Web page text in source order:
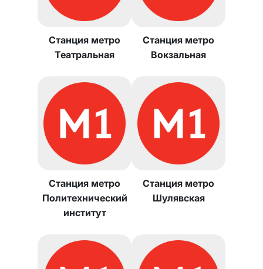
Станция метро
Театральная
Станция метро
Вокзальная
Станция метро
Политехнический
институт
Станция метро
Шулявская